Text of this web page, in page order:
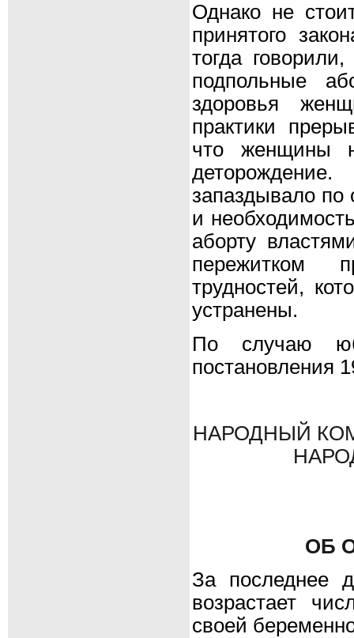
Однако не
принятого
тогда
подпольные
здоровья
практики
что женщины
запаздывало по
и
аборту
пережитком
трудностей,
устранены.
По случаю
постановления
НАРОДНЫЙ
ОБ
За последнее
возрастает
своей